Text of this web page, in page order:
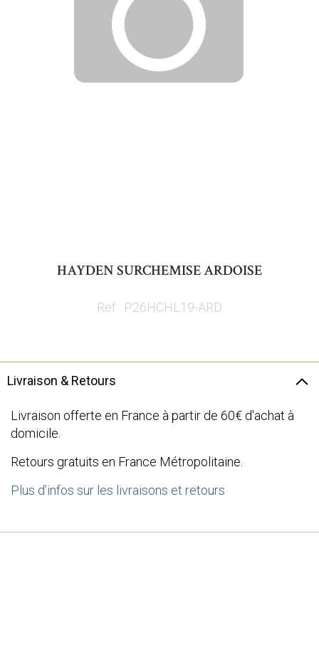
HAYDEN SURCHEMISE ARDOISE
Ref : P26HCHL19-ARD
Livraison & Retours
Livraison offerte en France à partir de 60€ d'achat à
domicile.
Retours gratuits en France Métropolitaine.
Plus d’infos sur les livraisons et retours